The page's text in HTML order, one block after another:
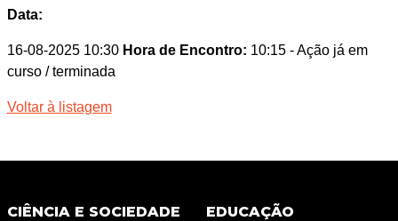
Data:
16-08-2025 10:30 Hora de Encontro: 10:15 - Ação já em
curso / terminada
Voltar à listagem
CIÊNCIA E SOCIEDADE EDUCAÇÃO